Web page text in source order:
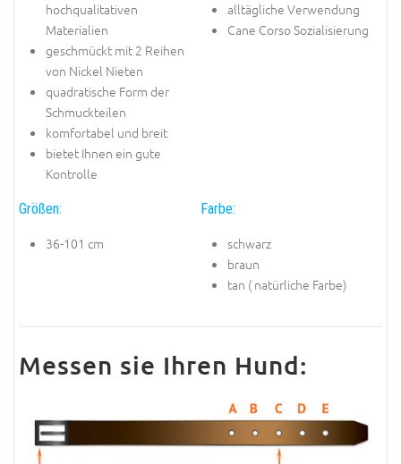
hochqualitativen
Materialien
geschmückt mit 2 Reihen
von Nickel Nieten
quadratische Form der
Schmuckteilen
komfortabel und breit
bietet Ihnen ein gute
Kontrolle
alltägliche Verwendung
Cane Corso Sozialisierung
Größen:
36-101 cm
Farbe:
schwarz
braun
tan ( natürliche Farbe)
Messen sie Ihren Hund: